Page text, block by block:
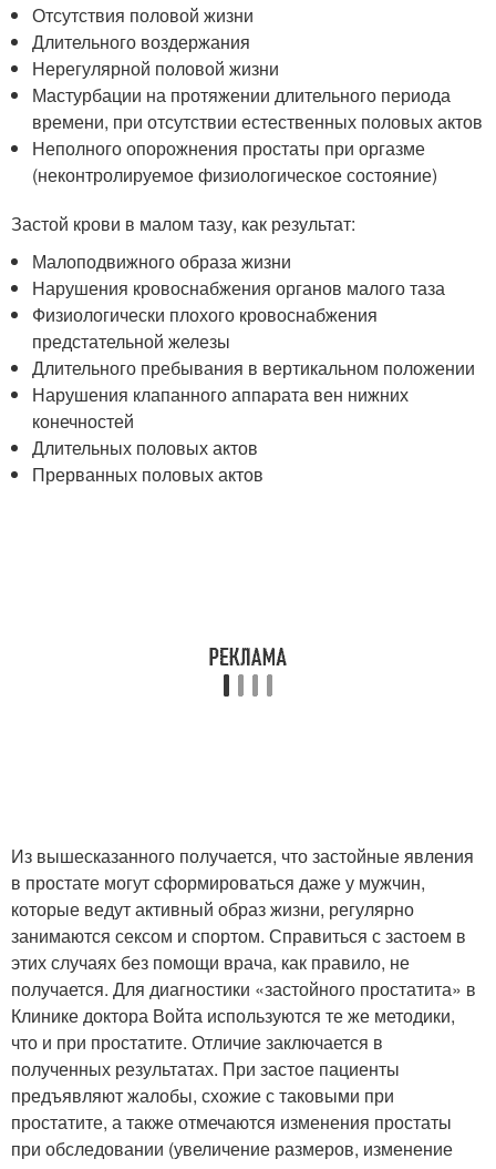
Отсутствия половой жизни
Длительного воздержания
Нерегулярной половой жизни
Мастурбации на протяжении длительного периода
времени, при отсутствии естественных половых актов
Неполного опорожнения простаты при оргазме
(неконтролируемое физиологическое состояние)
Застой крови в малом тазу, как результат:
Малоподвижного образа жизни
Нарушения кровоснабжения органов малого таза
Физиологически плохого кровоснабжения
предстательной железы
Длительного пребывания в вертикальном положении
Нарушения клапанного аппарата вен нижних
конечностей
Длительных половых актов
Прерванных половых актов
Из вышесказанного получается, что застойные явления
в простате могут сформироваться даже у мужчин,
которые ведут активный образ жизни, регулярно
занимаются сексом и спортом. Справиться с застоем в
этих случаях без помощи врача, как правило, не
получается. Для диагностики «застойного простатита» в
Клинике доктора Войта используются те же методики,
что и при простатите. Отличие заключается в
полученных результатах. При застое пациенты
предъявляют жалобы, схожие с таковыми при
простатите, а также отмечаются изменения простаты
при обследовании (увеличение размеров, изменение